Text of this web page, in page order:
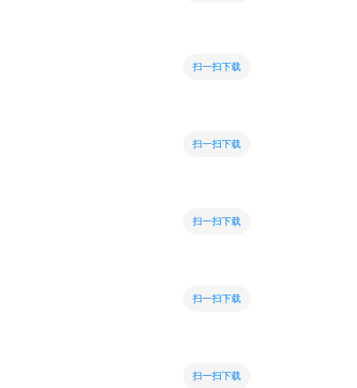
扫一扫下载
扫一扫下载
扫一扫下载
扫一扫下载
扫一扫下载